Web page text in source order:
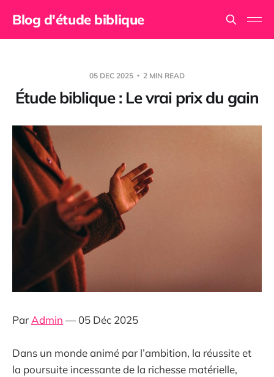
Blog d'étude biblique
05 DEC 2025 2 MIN READ
Étude biblique : Le vrai prix du gain
Par Admin — 05 Déc 2025
Dans un monde animé par l’ambition, la réussite et
la poursuite incessante de la richesse matérielle,